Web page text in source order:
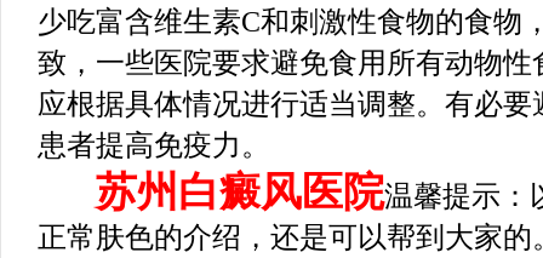
少吃富含维生素C和刺激性食物的食物
致，一些医院要求避免食用所有动物
应根据具体情况进行适当调整。有必
患者提高免疫力。
苏州白癜风医院温馨提示：
正常肤色的介绍，还是可以帮到大家